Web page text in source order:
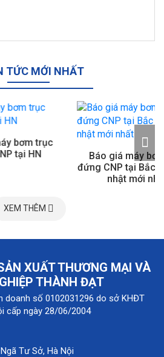
TỨC MỚI NHẤT
Báo giá máy bơm trục
đứng CNP tại Bắc Ninh cập
nhật mới nhất
XEM THÊM
XUẤT THƯƠNG MẠI VÀ
THÀNH ĐẠT
doanh số 0102031296 do sở KHĐT
cấp ngày 28/06/2004
Tư Sở, Hà Nội